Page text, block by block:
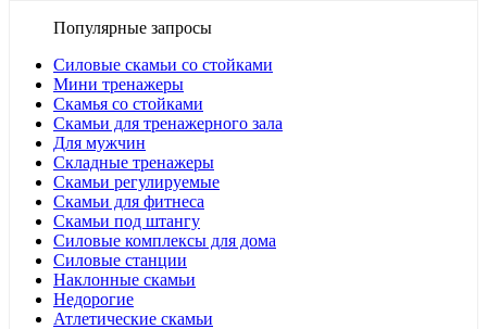
Популярные запросы
Силовые скамьи со стойками
Мини тренажеры
Скамья со стойками
Скамьи для тренажерного зала
Для мужчин
Складные тренажеры
Скамьи регулируемые
Скамьи для фитнеса
Скамьи под штангу
Силовые комплексы для дома
Силовые станции
Наклонные скамьи
Недорогие
Атлетические скамьи